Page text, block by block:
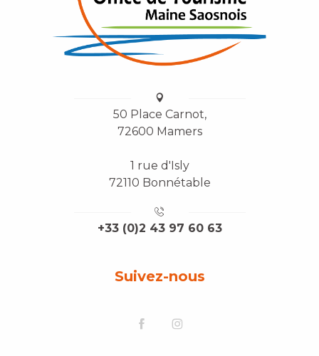
50 Place Carnot,
72600 Mamers
1 rue d'Isly
72110 Bonnétable
+33 (0)2 43 97 60 63
Suivez-nous